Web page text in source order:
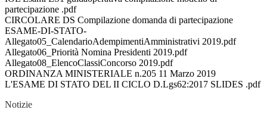
partecipazione .pdf
CIRCOLARE DS Compilazione domanda di partecipazione
ESAME-DI-STATO-
Allegato05_CalendarioAdempimentiAmministrativi 2019.pdf
Allegato06_Priorità Nomina Presidenti 2019.pdf
Allegato08_ElencoClassiConcorso 2019.pdf
ORDINANZA MINISTERIALE n.205 11 Marzo 2019
L'ESAME DI STATO DEL II CICLO D.Lgs62:2017 SLIDES .pdf
Notizie